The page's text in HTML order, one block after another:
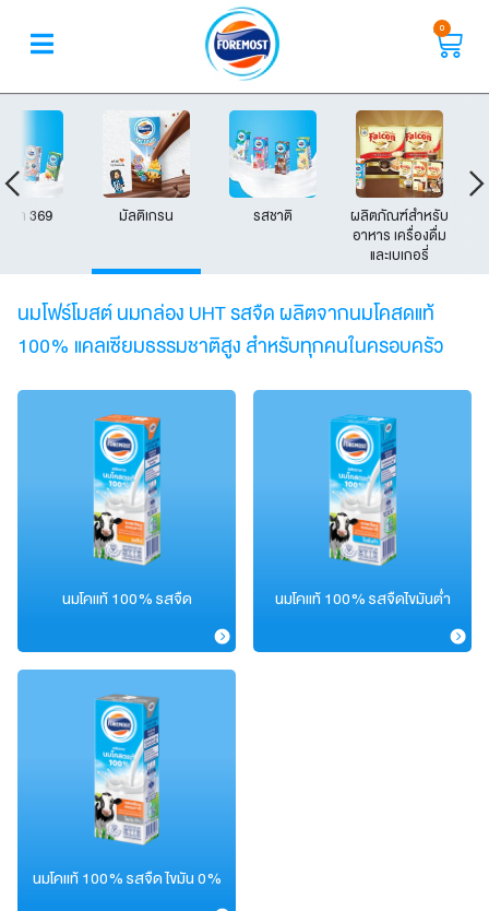
0
มก้า 369 มัลติเกรน รสชาติ
ผลิตภัณฑ์สำหรับ
อาหาร เครื่องดื่ม
และเบเกอรี่​
นมโฟร์โมสต์ นมกล่อง UHT รสจืด ผลิตจากนมโคสดแท้
100% แคลเซียมธรรมชาติสูง สำหรับทุกคนในครอบครัว​
นมโคแท้ 100% รสจืด นมโคแท้ 100% รสจืดไขมันต่ำ
นมโคแท้ 100% รสจืดไขมัน 0%